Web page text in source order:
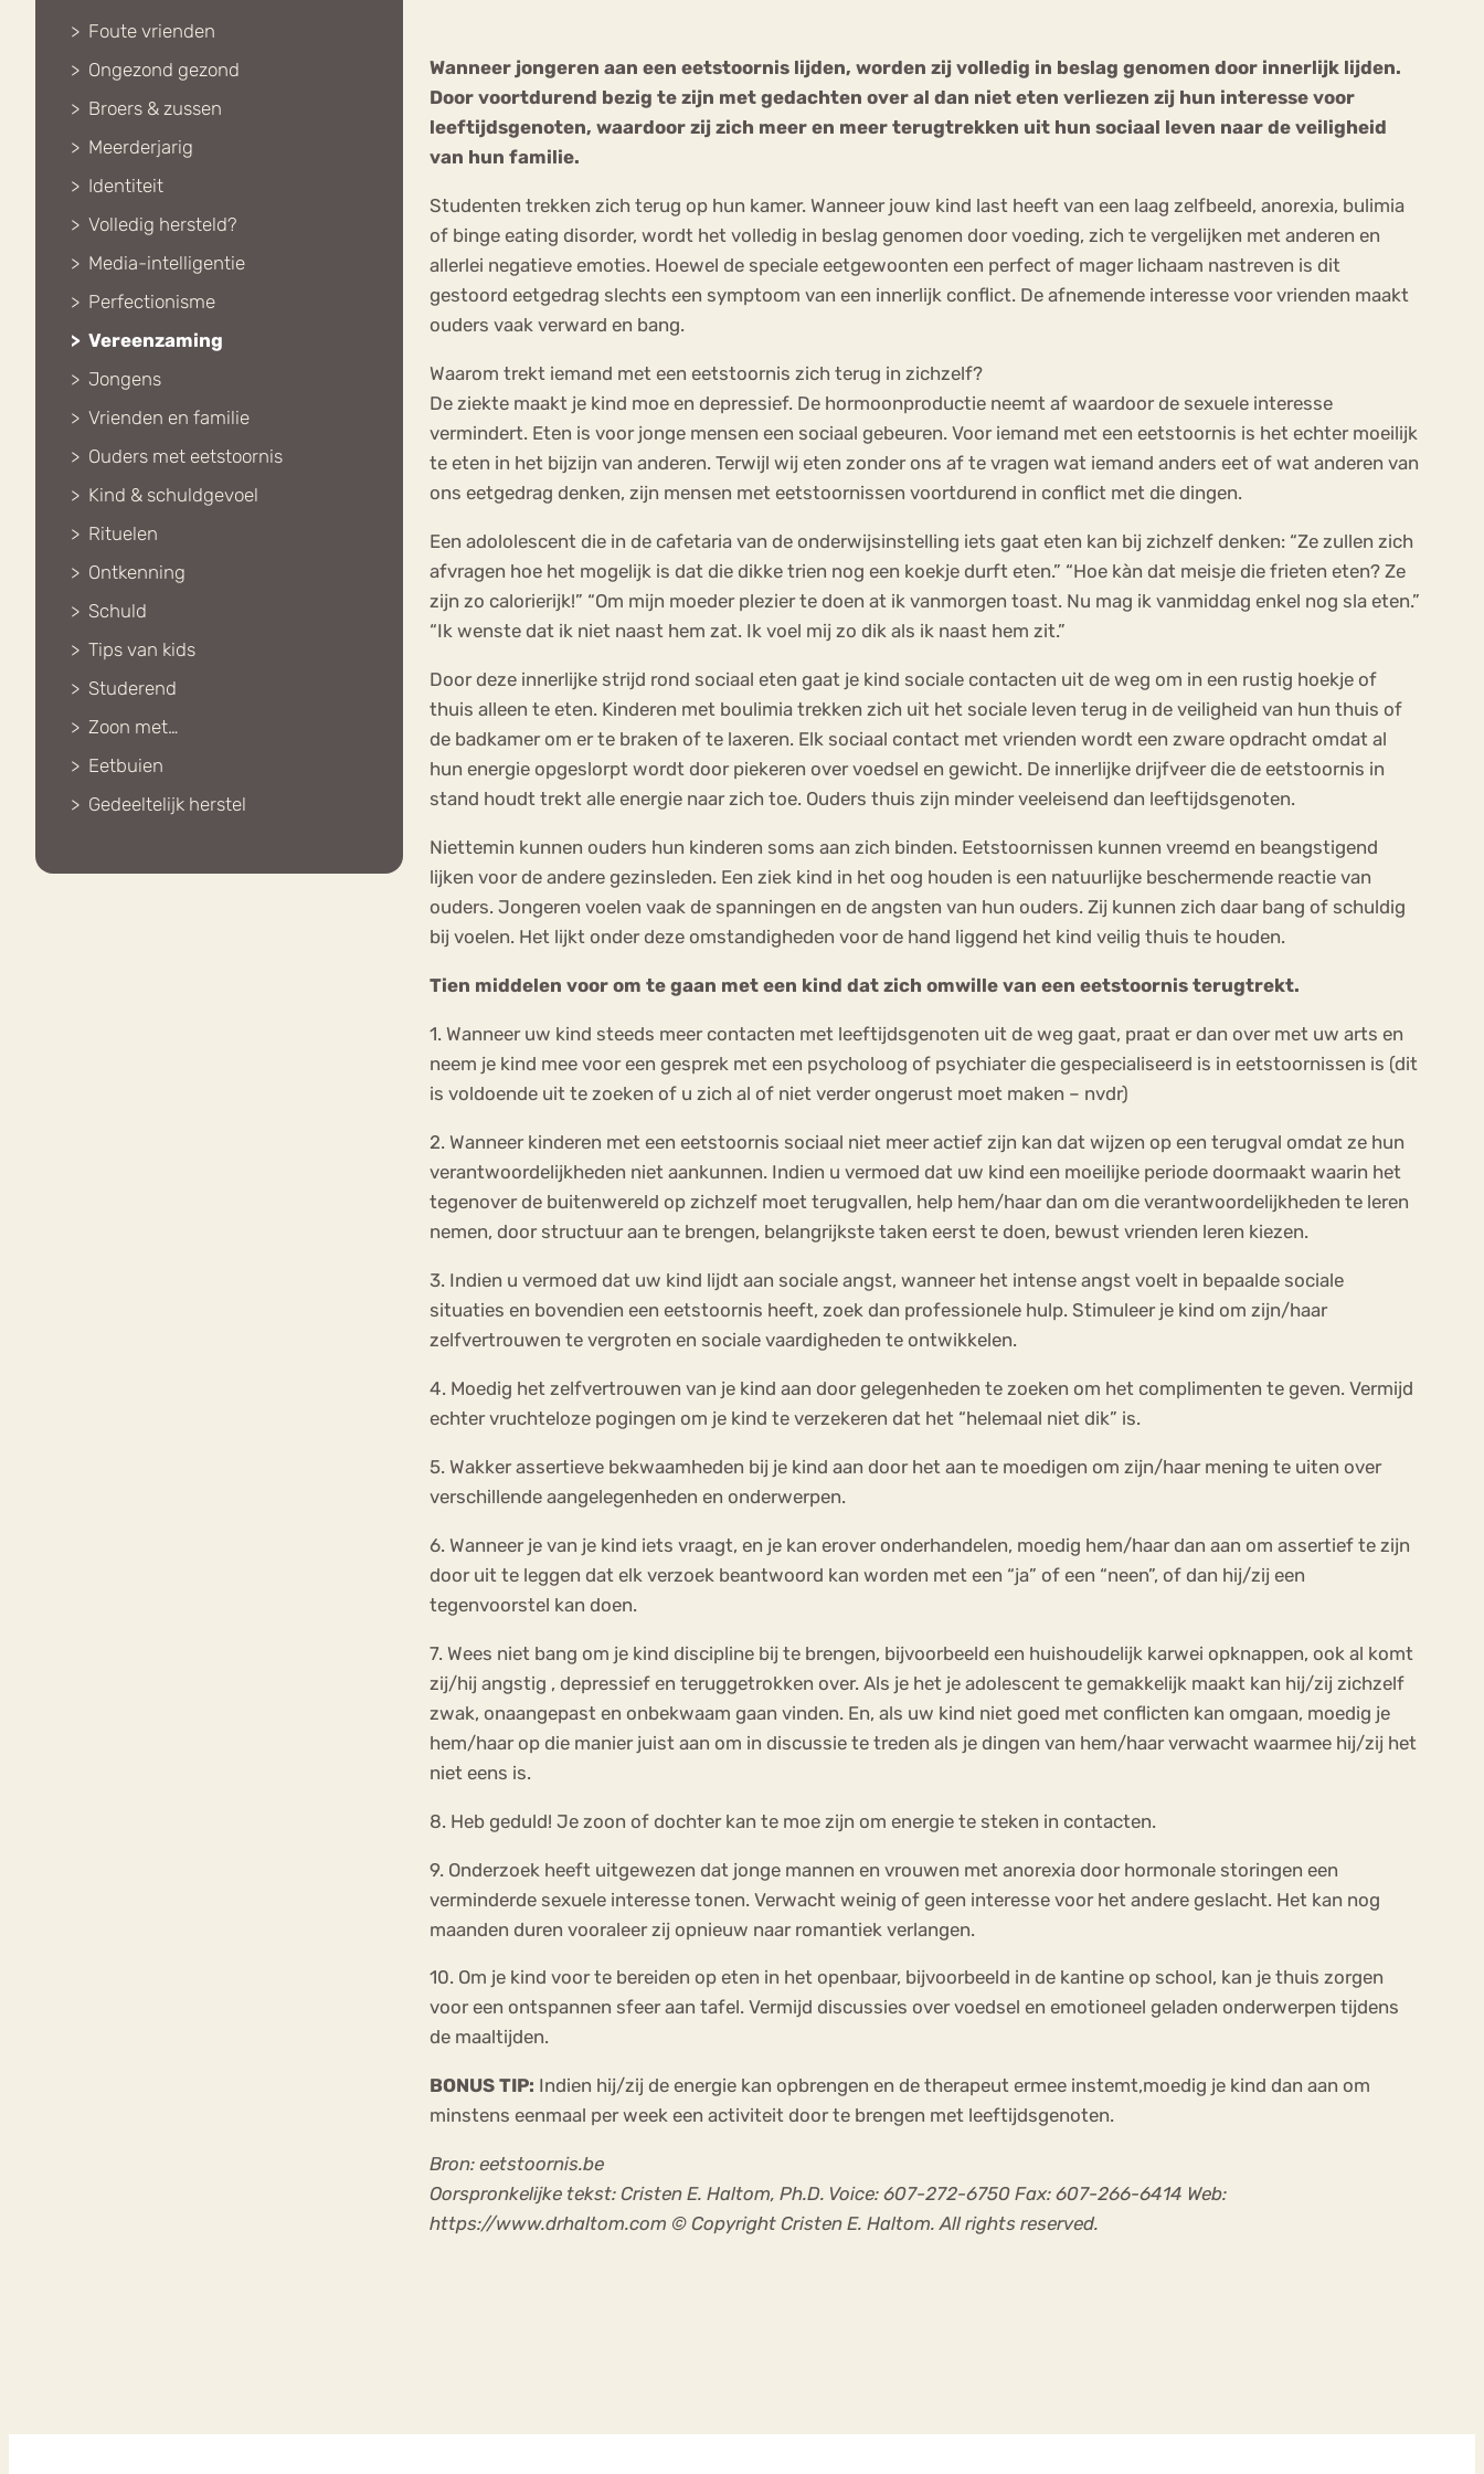
Foute vrienden
Ongezond gezond
Broers & zussen
Meerderjarig
Identiteit
Volledig hersteld?
Media-intelligentie
Perfectionisme
Vereenzaming
Jongens
Vrienden en familie
Ouders met eetstoornis
Kind & schuldgevoel
Rituelen
Ontkenning
Schuld
Tips van kids
Studerend
Zoon met…
Eetbuien
Gedeeltelijk herstel
Wanneer jongeren aan een eetstoornis lijden, worden zij volledig in beslag genomen door innerlijk lijden.
Door voortdurend bezig te zijn met gedachten over al dan niet eten verliezen zij hun interesse voor
leeftijdsgenoten, waardoor zij zich meer en meer terugtrekken uit hun sociaal leven naar de veiligheid
van hun familie.
Studenten trekken zich terug op hun kamer. Wanneer jouw kind last heeft van een laag zelfbeeld, anorexia, bulimia
of binge eating disorder, wordt het volledig in beslag genomen door voeding, zich te vergelijken met anderen en
allerlei negatieve emoties. Hoewel de speciale eetgewoonten een perfect of mager lichaam nastreven is dit
gestoord eetgedrag slechts een symptoom van een innerlijk conflict. De afnemende interesse voor vrienden maakt
ouders vaak verward en bang.
Waarom trekt iemand met een eetstoornis zich terug in zichzelf?
De ziekte maakt je kind moe en depressief. De hormoonproductie neemt af waardoor de sexuele interesse
vermindert. Eten is voor jonge mensen een sociaal gebeuren. Voor iemand met een eetstoornis is het echter moeilijk
te eten in het bijzijn van anderen. Terwijl wij eten zonder ons af te vragen wat iemand anders eet of wat anderen van
ons eetgedrag denken, zijn mensen met eetstoornissen voortdurend in conflict met die dingen.
Een adololescent die in de cafetaria van de onderwijsinstelling iets gaat eten kan bij zichzelf denken: “Ze zullen zich
afvragen hoe het mogelijk is dat die dikke trien nog een koekje durft eten.” “Hoe kàn dat meisje die frieten eten? Ze
zijn zo calorierijk!” “Om mijn moeder plezier te doen at ik vanmorgen toast. Nu mag ik vanmiddag enkel nog sla eten.”
“Ik wenste dat ik niet naast hem zat. Ik voel mij zo dik als ik naast hem zit.”
Door deze innerlijke strijd rond sociaal eten gaat je kind sociale contacten uit de weg om in een rustig hoekje of
thuis alleen te eten. Kinderen met boulimia trekken zich uit het sociale leven terug in de veiligheid van hun thuis of
de badkamer om er te braken of te laxeren. Elk sociaal contact met vrienden wordt een zware opdracht omdat al
hun energie opgeslorpt wordt door piekeren over voedsel en gewicht. De innerlijke drijfveer die de eetstoornis in
stand houdt trekt alle energie naar zich toe. Ouders thuis zijn minder veeleisend dan leeftijdsgenoten.
Niettemin kunnen ouders hun kinderen soms aan zich binden. Eetstoornissen kunnen vreemd en beangstigend
lijken voor de andere gezinsleden. Een ziek kind in het oog houden is een natuurlijke beschermende reactie van
ouders. Jongeren voelen vaak de spanningen en de angsten van hun ouders. Zij kunnen zich daar bang of schuldig
bij voelen. Het lijkt onder deze omstandigheden voor de hand liggend het kind veilig thuis te houden.
Tien middelen voor om te gaan met een kind dat zich omwille van een eetstoornis terugtrekt.
1. Wanneer uw kind steeds meer contacten met leeftijdsgenoten uit de weg gaat, praat er dan over met uw arts en
neem je kind mee voor een gesprek met een psycholoog of psychiater die gespecialiseerd is in eetstoornissen is (dit
is voldoende uit te zoeken of u zich al of niet verder ongerust moet maken – nvdr)
2. Wanneer kinderen met een eetstoornis sociaal niet meer actief zijn kan dat wijzen op een terugval omdat ze hun
verantwoordelijkheden niet aankunnen. Indien u vermoed dat uw kind een moeilijke periode doormaakt waarin het
tegenover de buitenwereld op zichzelf moet terugvallen, help hem/haar dan om die verantwoordelijkheden te leren
nemen, door structuur aan te brengen, belangrijkste taken eerst te doen, bewust vrienden leren kiezen.
3. Indien u vermoed dat uw kind lijdt aan sociale angst, wanneer het intense angst voelt in bepaalde sociale
situaties en bovendien een eetstoornis heeft, zoek dan professionele hulp. Stimuleer je kind om zijn/haar
zelfvertrouwen te vergroten en sociale vaardigheden te ontwikkelen.
4. Moedig het zelfvertrouwen van je kind aan door gelegenheden te zoeken om het complimenten te geven. Vermijd
echter vruchteloze pogingen om je kind te verzekeren dat het “helemaal niet dik” is.
5. Wakker assertieve bekwaamheden bij je kind aan door het aan te moedigen om zijn/haar mening te uiten over
verschillende aangelegenheden en onderwerpen.
6. Wanneer je van je kind iets vraagt, en je kan erover onderhandelen, moedig hem/haar dan aan om assertief te zijn
door uit te leggen dat elk verzoek beantwoord kan worden met een “ja” of een “neen”, of dan hij/zij een
tegenvoorstel kan doen.
7. Wees niet bang om je kind discipline bij te brengen, bijvoorbeeld een huishoudelijk karwei opknappen, ook al komt
zij/hij angstig , depressief en teruggetrokken over. Als je het je adolescent te gemakkelijk maakt kan hij/zij zichzelf
zwak, onaangepast en onbekwaam gaan vinden. En, als uw kind niet goed met conflicten kan omgaan, moedig je
hem/haar op die manier juist aan om in discussie te treden als je dingen van hem/haar verwacht waarmee hij/zij het
niet eens is.
8. Heb geduld! Je zoon of dochter kan te moe zijn om energie te steken in contacten.
9. Onderzoek heeft uitgewezen dat jonge mannen en vrouwen met anorexia door hormonale storingen een
verminderde sexuele interesse tonen. Verwacht weinig of geen interesse voor het andere geslacht. Het kan nog
maanden duren vooraleer zij opnieuw naar romantiek verlangen.
10. Om je kind voor te bereiden op eten in het openbaar, bijvoorbeeld in de kantine op school, kan je thuis zorgen
voor een ontspannen sfeer aan tafel. Vermijd discussies over voedsel en emotioneel geladen onderwerpen tijdens
de maaltijden.
BONUS TIP: Indien hij/zij de energie kan opbrengen en de therapeut ermee instemt,moedig je kind dan aan om
minstens eenmaal per week een activiteit door te brengen met leeftijdsgenoten.
Bron: eetstoornis.be
Oorspronkelijke tekst: Cristen E. Haltom, Ph.D. Voice: 607-272-6750 Fax: 607-266-6414 Web:
https://www.drhaltom.com © Copyright Cristen E. Haltom. All rights reserved.
Forum
VEEL GEZOCHTE TERMEN
Boulimia Nervosa Eetstoornis Anorexia Nervosa Eetbuien Piekeren Sport
Trauma
Orthorexia
Angst